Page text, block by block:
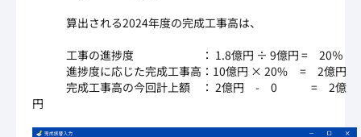
算出される2024年度の完成工事高は、
工事の進捗度 ： 1.8億円 ÷ 9億円 = 20％
進捗度に応じた完成工事高：10億円 × 20% = 2億円
完成工事高の今回計上額 ： 2億円 - 0 = 2億
円